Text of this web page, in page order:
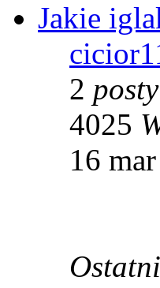
Jakie
2
4025
16